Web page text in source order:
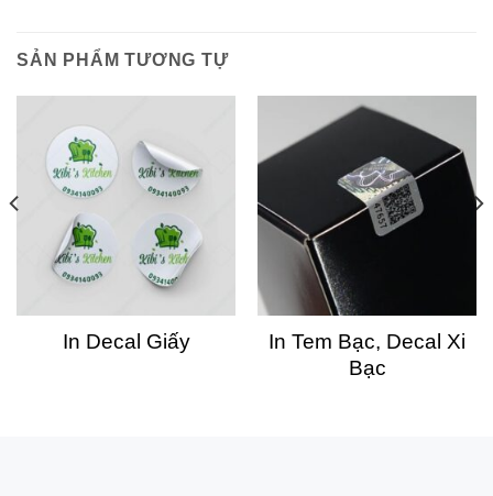
SẢN PHẨM TƯƠNG TỰ
In Decal Giấy
In Tem Bạc, Decal Xi
Bạc